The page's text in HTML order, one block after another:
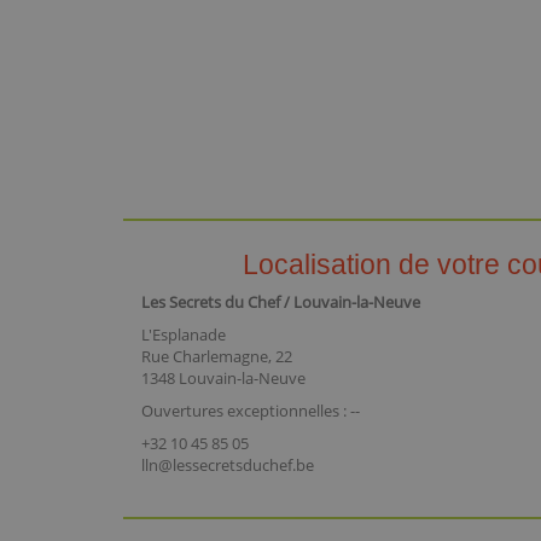
Localisation de votre
Les Secrets du Chef / Louvain-la-Neuve
L'Esplanade
Rue Charlemagne, 22
1348 Louvain-la-Neuve
Ouvertures exceptionnelles : --
+32 10 45 85 05
lln@lessecretsduchef.be